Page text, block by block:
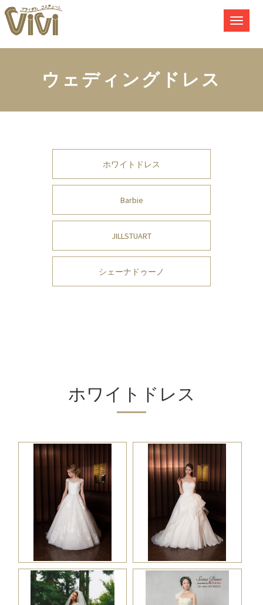
ウェディングドレス
ホワイトドレス
Barbie
JILLSTUART
シェーナドゥーノ
ホワイトドレス